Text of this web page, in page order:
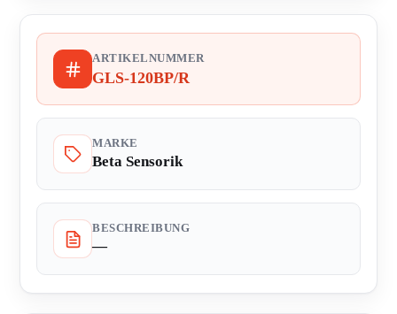
ARTIKELNUMMER
GLS-120BP/R
MARKE
Beta Sensorik
BESCHREIBUNG
—